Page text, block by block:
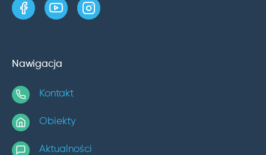
strona w serwisie Facebook
kanał w serwisie YouTube
profil w serwisie Instagram
Nawigacja
Kontakt
Obiekty
Aktualności